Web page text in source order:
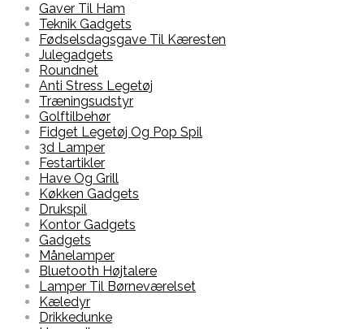
Gaver Til Ham
Teknik Gadgets
Fødselsdagsgave Til Kæresten
Julegadgets
Roundnet
Anti Stress Legetøj
Træningsudstyr
Golftilbehør
Fidget Legetøj Og Pop Spil
3d Lamper
Festartikler
Have Og Grill
Køkken Gadgets
Drukspil
Kontor Gadgets
Gadgets
Månelamper
Bluetooth Højtalere
Lamper Til Børneværelset
Kæledyr
Drikkedunke